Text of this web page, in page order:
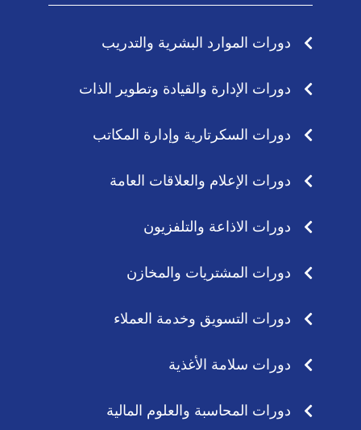
دورات الموارد البشرية والتدريب
دورات الإدارة والقيادة وتطوير الذات
دورات السكرتارية وإدارة المكاتب
دورات الإعلام والعلاقات العامة
دورات الاذاعة والتلفزيون
دورات المشتريات والمخازن
دورات التسويق وخدمة العملاء
دورات سلامة الأغذية
دورات المحاسبة والعلوم المالية